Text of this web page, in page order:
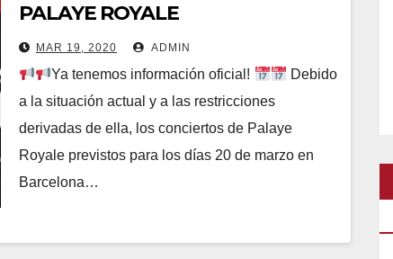
PALAYE ROYALE
MAR 19, 2020 ADMIN
Ya tenemos información oficial!
Debido
a la situación actual y a las restricciones
derivadas de ella, los conciertos de Palaye
Royale previstos para los días 20 de marzo en
Barcelona…